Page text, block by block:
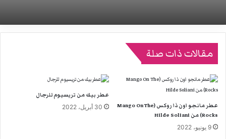
مقالات ذات صلة
عطر مانجو اون ذا روكس (Mango On The
Rocks) من Hilde Soliani
9 يونيو، 2022
عطر بيك من تريسيوم للرجال
30 أبريل، 2022